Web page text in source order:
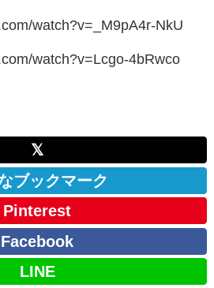
watch?v=_M9pA4r-NkU
watch?v=Lcgo-4bRwco
𝕏
ブックマーク
Pinterest
Facebook
LINE